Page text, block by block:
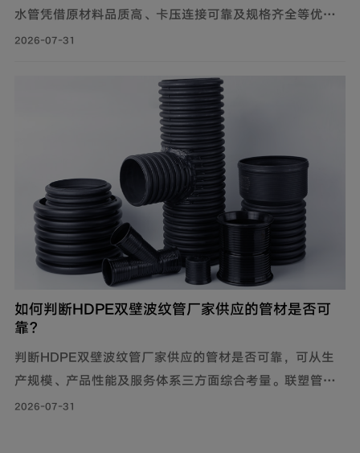
水管凭借原材料品质高、卡压连接可靠及规格齐全等优
势，广泛应用于建筑给水、冷却循环水系统、气体输送等
2026-07-31
如何判断HDPE双壁波纹管厂家供应的管材是否可
靠？
判断HDPE双壁波纹管厂家供应的管材是否可靠，可从生
产规模、产品性能及服务体系三方面综合考量。联塑管道
深耕行业40年，其HDPE双壁波纹管质量可靠，被广泛用
2026-07-31